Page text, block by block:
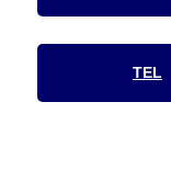
TEL